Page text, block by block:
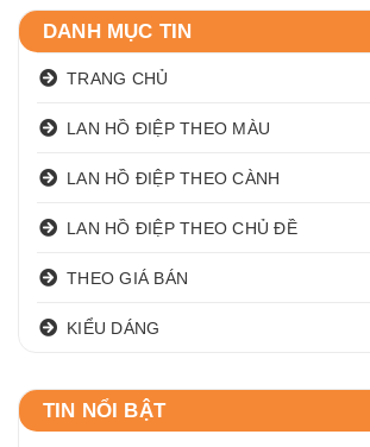
DANH MỤC TIN
TRANG CHỦ
LAN HỒ ĐIỆP THEO MÀU
LAN HỒ ĐIỆP THEO CÀNH
LAN HỒ ĐIỆP THEO CHỦ ĐỀ
THEO GIÁ BÁN
KIỂU DÁNG
TIN NỔI BẬT